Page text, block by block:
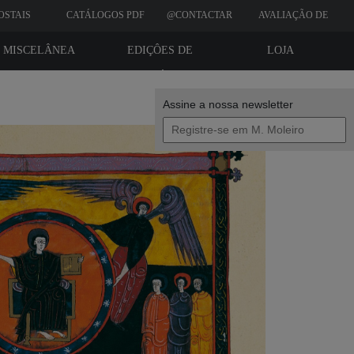
Assine a nossa newsletter
CATÁLOGOS PDF @CONTACTAR AVALIAÇÃO DE
LOJA
EDIÇÔES DE
MISCELÂNEA